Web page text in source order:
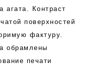
агата. Контраст
поверхностей
фактуру.
обрамлены
печати